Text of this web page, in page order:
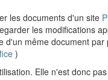
les documents d'un site
les modifications
même document par
)
Elle n'est donc